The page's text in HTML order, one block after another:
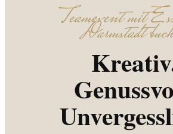
Teamevent mit
Darmstadt